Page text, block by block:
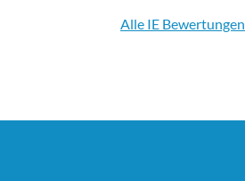
Alle IE Bewertungen